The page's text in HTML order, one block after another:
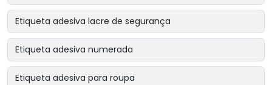
Etiqueta adesiva lacre de segurança
Etiqueta adesiva numerada
Etiqueta adesiva para roupa